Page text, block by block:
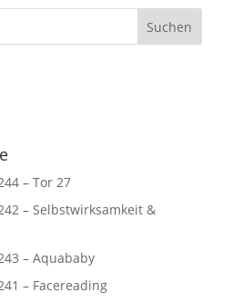
– Tor 27
– Selbstwirksamkeit &
– Aquababy
– Facereading